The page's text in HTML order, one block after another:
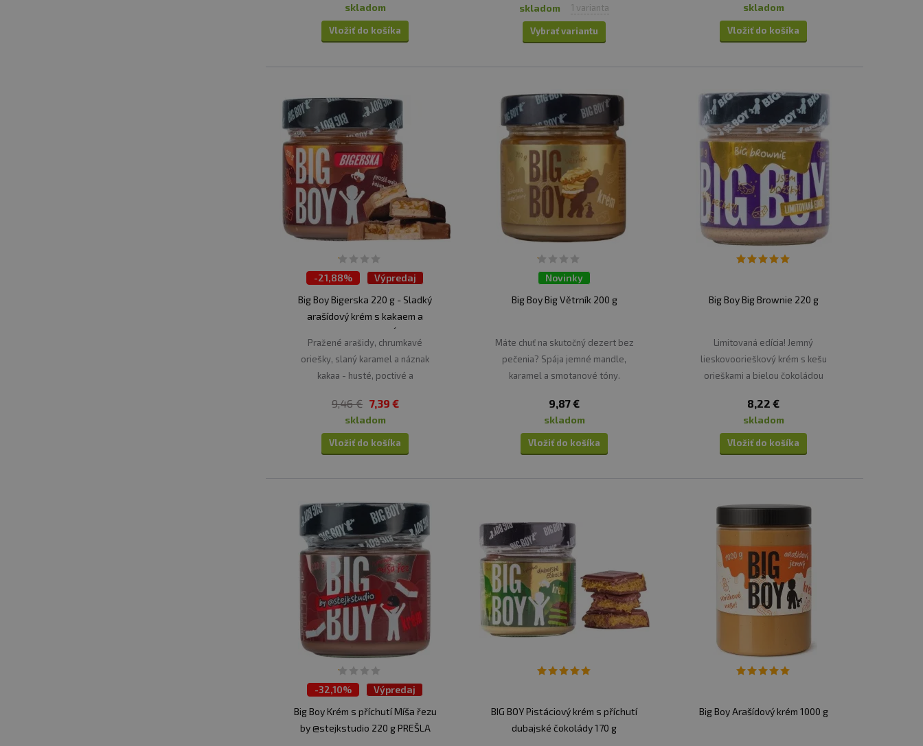
skladom
Vložiť do košíka
skladom 1 varianta
Vybrať variantu
skladom
Vložiť do košíka
-21,88%
Výpredaj
Big Boy Bigerska 220 g - Sladký
arašídový krém s kakaem a
slaným karamelem VÝPREDAJ
8.9.2026
Pražené arašidy, chrumkavé
oriešky, slaný karamel a náznak
kakaa - husté, poctivé a
9,46 € 7,39 €
skladom
Vložiť do košíka
Novinky
Big Boy Big Větrník 200 g
Máte chuť na skutočný dezert bez
pečenia? Spája jemné mandle,
karamel a smotanové tóny.
9,87 €
skladom
Vložiť do košíka
Big Boy Big Brownie 220 g
Limitovaná edícia! Jemný
lieskovoorieškový krém s kešu
orieškami a bielou čokoládou
8,22 €
skladom
Vložiť do košíka
-32,10%
Výpredaj
Big Boy Krém s příchutí Míša řezu
by @stejkstudio 220 g PREŠLA
BIG BOY Pistáciový krém s příchutí
dubajské čokolády 170 g
Big Boy Arašídový krém 1000 g